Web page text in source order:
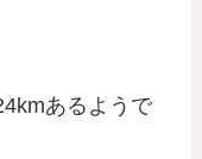
あるようで